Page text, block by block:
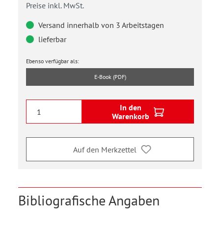
Preise inkl. MwSt.
Versand innerhalb von 3 Arbeitstagen
lieferbar
Ebenso verfügbar als:
E-Book (PDF)
In den
Warenkorb
Auf den Merkzettel
Bibliografische Angaben